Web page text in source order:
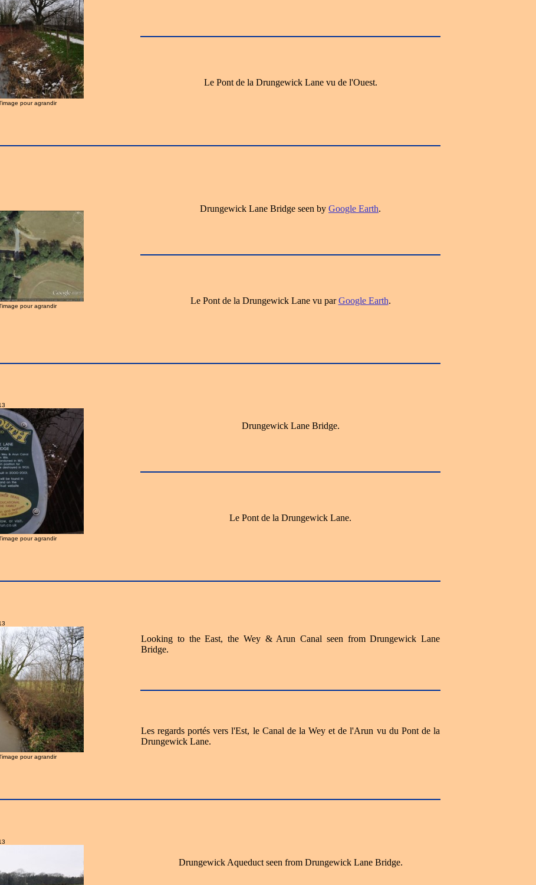
pour agrandir
Le Pont de la Drungewick Lane vu de l'Ouest.
pour agrandir
Drungewick Lane Bridge seen by Google Earth.
Le Pont de la Drungewick Lane vu parGoogle Earth.
pour agrandir
Drungewick Lane Bridge.
Le Pont de la Drungewick Lane.
pour agrandir
Looking to the East, the Wey & Arun Canal seen from Drungewick Lane
Bridge.
Les regards portés vers l'Est, le Canal de la Wey et de l'Arun vu du Pont de la
Drungewick Lane.
Drungewick Aqueduct seen from Drungewick Lane Bridge.